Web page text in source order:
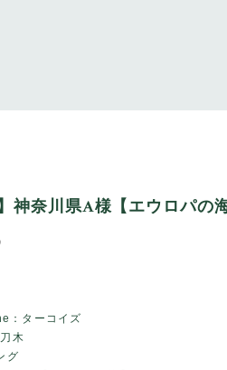
神奈川県A様【エウロパの海
：ターコイズ
木
グ